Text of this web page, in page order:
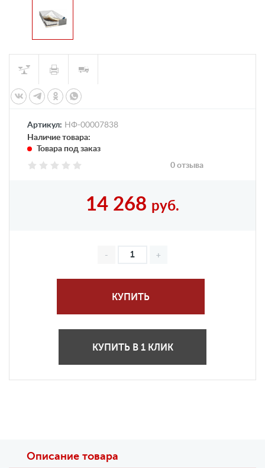
Артикул: НФ-00007838
Наличие товара:
Товара под заказ
0 отзыва
14 268 руб.
КУПИТЬ
КУПИТЬ В 1 КЛИК
Описание товара